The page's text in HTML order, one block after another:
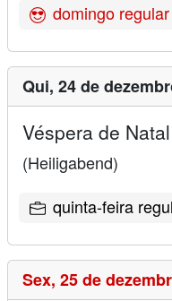
domingo regular
Qui, 24 de
Véspera de Natal
(Heiligabend)
quinta-feira
Sex, 25 de